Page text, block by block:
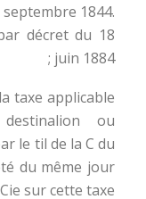
1844.
décret du 18
juin 1884 ;
taxe applicable
ou
le til de la C du
du même jour
sur cette taxe :